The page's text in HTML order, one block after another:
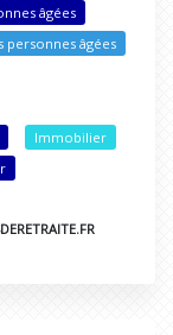
âgées
personnes âgées
Immobilier